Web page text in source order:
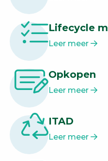
Lifecycle
Leer meer
Opkopen
Leer meer
ITAD
Leer meer